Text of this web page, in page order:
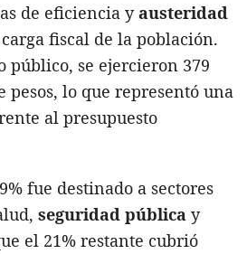
de eficiencia yausteridad
fiscal de la población.
público, se ejercieron 379
lo que representó una
al presupuesto
fue destinado a sectores
seguridad pública y
el 21% restante cubrió